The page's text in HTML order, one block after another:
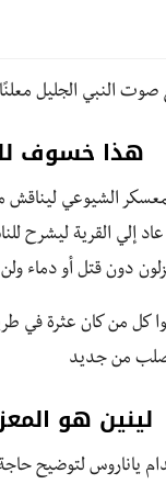
صوت النبي الجليل
هذا خسوف
الشيوعي ليناقش
إلي القرية ليشرح
دون قتل أو دماء
كل من كان عثرة في
من جديد
لينين هو
ياناروس لتوضيح